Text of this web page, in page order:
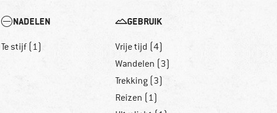
NADELEN
Te stijf (1)
GEBRUIK
Vrije tijd (4)
Wandelen (3)
Trekking (3)
Reizen (1)